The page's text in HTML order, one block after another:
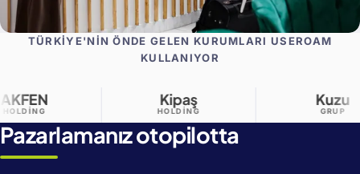
TÜRKIYE'NIN ÖNDE GELEN KURUMLARI USEROAM
KULLANIYOR
Pazarlamanız otopilotta